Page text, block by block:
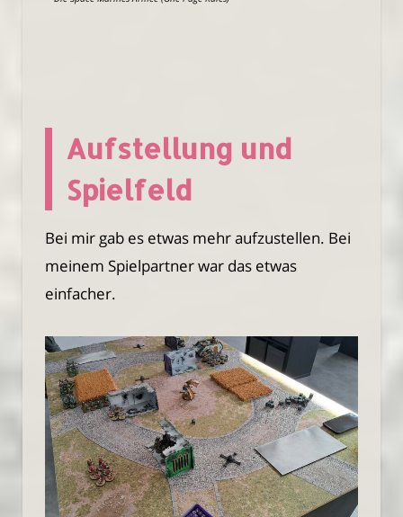
Aufstellung und
Spielfeld
Bei mir gab es etwas mehr aufzustellen. Bei
meinem Spielpartner war das etwas
einfacher.